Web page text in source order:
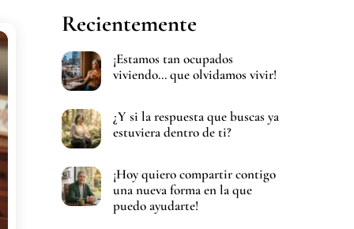
Recientemente
¡Estamos tan ocupados
viviendo… que olvidamos vivir!
¿Y si la respuesta que buscas ya
estuviera dentro de ti?
¡Hoy quiero compartir contigo
una nueva forma en la que
puedo ayudarte!